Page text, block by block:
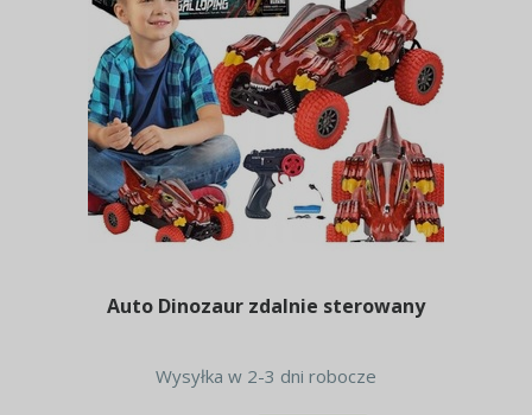
Auto Dinozaur zdalnie sterowany
Wysyłka w 2-3 dni robocze